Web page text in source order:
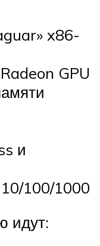
x86-
GPU
и
100/1000
идут: